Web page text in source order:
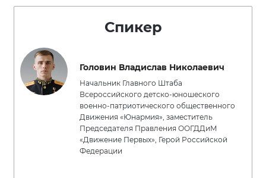
Спикер
Головин Владислав Николаевич
Начальник Главного Штаба
Всероссийского детско-юношеского
военно-патриотического общественного
Движения «Юнармия», заместитель
Председателя Правления ООГДДиМ
«Движение Первых», Герой Российской
Федерации